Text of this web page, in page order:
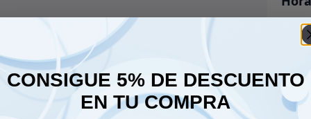
CONSIGUE 5% DE DESCUENTO
EN TU COMPRA